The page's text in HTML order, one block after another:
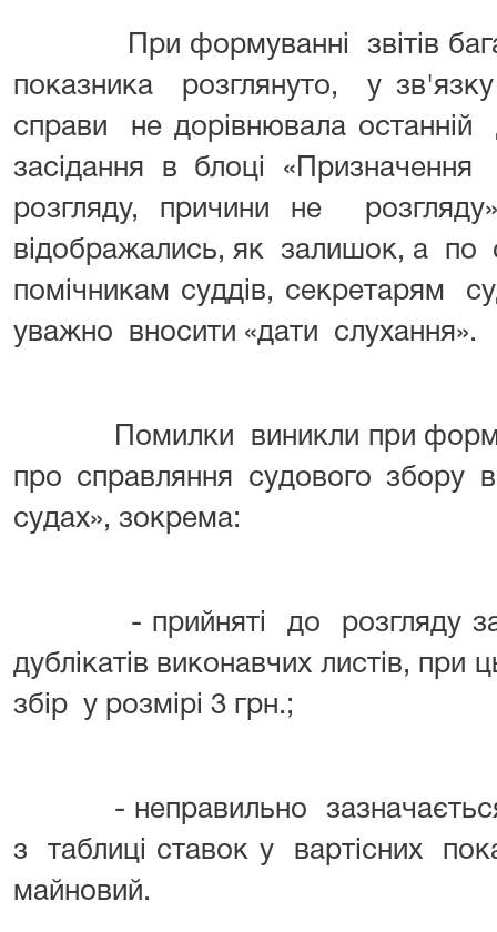
При формуванні звітів
показника розглянуто, у
справи не дорівнювала останній
засідання в блоці
розгляду, причини не
відображались, як залишок, а по
помічникам суддів, секретарям
уважно вносити «дати слухання».
Помилки виникли при
про справляння судового збору
судах», зокрема:
- прийняті до розгляду
дублікатів виконавчих листів,
збір у розмірі 3 грн.;
- неправильно зазначається
з таблиці ставок у вартісних
майновий.